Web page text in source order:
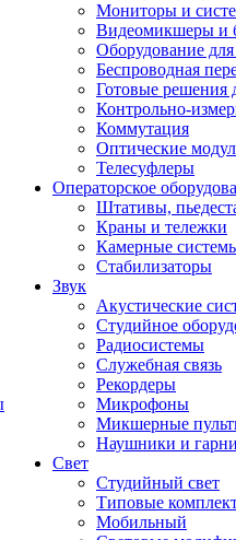
Мониторы и
Видеомикшеры и
Оборудование
Беспроводная
Готовые решения
Контрольно-
Коммутация
Оптические
Телесуфлеры
Операторское
Штативы,
Краны и тележки
Камерные
Стабилизаторы
Звук
Акустические
Студийное
Радиосистемы
Служебная связь
Рекордеры
Микрофоны
Микшерные
Наушники и
Свет
Студийный свет
Типовые
Мобильный